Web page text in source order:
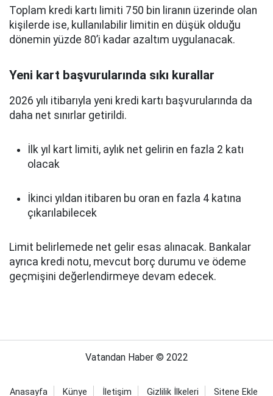
Toplam kredi kartı limiti 750 bin liranın üzerinde olan
kişilerde ise, kullanılabilir limitin en düşük olduğu
dönemin yüzde 80’i kadar azaltım uygulanacak.
Yeni kart başvurularında sıkı kurallar
2026 yılı itibarıyla yeni kredi kartı başvurularında da
daha net sınırlar getirildi.
İlk yıl kart limiti, aylık net gelirin en fazla 2 katı
olacak
İkinci yıldan itibaren bu oran en fazla 4 katına
çıkarılabilecek
Limit belirlemede net gelir esas alınacak. Bankalar
ayrıca kredi notu, mevcut borç durumu ve ödeme
geçmişini değerlendirmeye devam edecek.
Vatandan Haber © 2022
Anasayfa Künye İletişim Gizlilik İlkeleri Sitene Ekle